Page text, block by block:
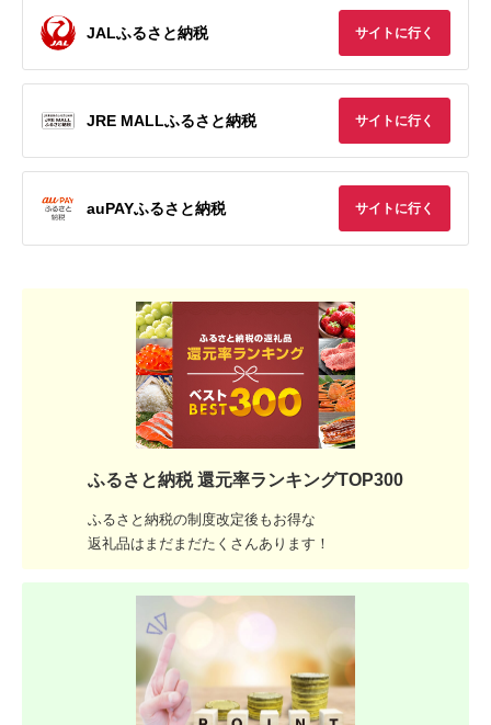
JALふるさと納税 サイトに行く
JRE MALLふるさと納税 サイトに行く
auPAYふるさと納税 サイトに行く
ふるさと納税 還元率ランキングTOP300
ふるさと納税の制度改定後もお得な
返礼品はまだまだたくさんあります！